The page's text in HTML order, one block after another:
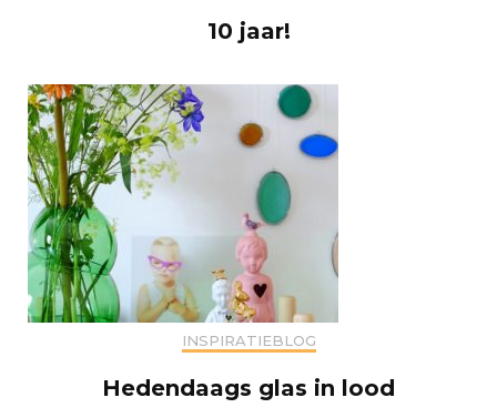
10 jaar!
INSPIRATIEBLOG
Hedendaags glas in lood